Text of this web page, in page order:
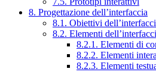
8. Progettazione dell’interfaccia
8.1. Obiettivi
8.2. Elementi
8.2.1. Elementi di
8.2.2. Elementi
8.2.3. Elementi